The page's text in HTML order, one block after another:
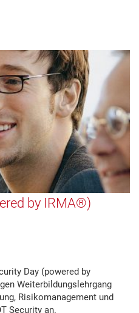
by IRMA®)
Day (powered by
Weiterbildungslehrgang
Risikomanagement und
Security an.